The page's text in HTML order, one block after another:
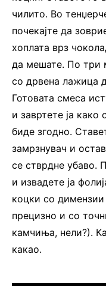
чилито. Во
почекајте да
хоплата врз
да мешате. По три
со дрвена лажица
Готовата смеса
и завртете ја
биде згодно.
замрзнувач и
се стврдне убаво.
и извадете ја
коцки со
прецизно и со
камчиња, нели?).
какао.